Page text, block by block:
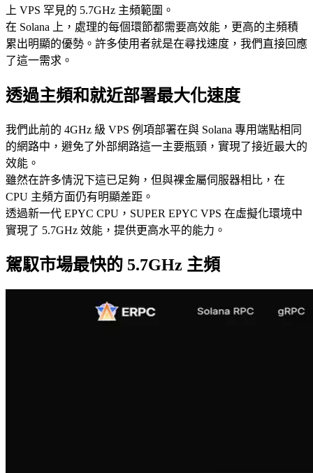
上 VPS 罕見的 5.7GHz 主頻範圍。
在 Solana 上，處理的每個環節都需要高效能，更高的主頻積
累出明顯的優勢。許多使用者就是在尋找速度，我們直接回應
了這一需求。
透過主頻和就近部署最大化速度
我們此前的 4GHz 級 VPS 例項部署在與 Solana 專用端點相同
的網路中，避免了外部網路這一主要瓶頸，實現了接近最大的
效能。
雖然在許多情況下這已足夠，但與裸金屬伺服器相比，在
CPU 主頻方面仍有明顯差距。
透過新一代 EPYC CPU，SUPER EPYC VPS 在虛擬化環境中
實現了 5.7GHz 效能，提供更高水平的能力。
駕馭市場最快的 5.7GHz 主頻